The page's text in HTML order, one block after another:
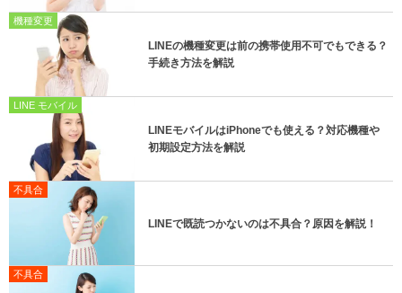
機種変更
LINEの機種変更は前の携帯使用不可でもできる？
手続き方法を解説
LINE モバイル
LINEモバイルはiPhoneでも使える？対応機種や
初期設定方法を解説
不具合
LINEで既読つかないのは不具合？原因を解説！
不具合